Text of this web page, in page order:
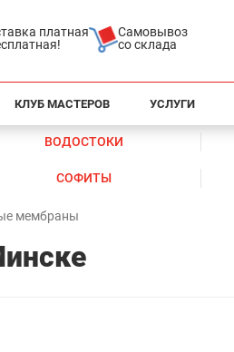
платная
Самовывоз
со склада
КЛУБ МАСТЕРОВ УСЛУГИ
ВОДОСТОКИ
СОФИТЫ
мембраны